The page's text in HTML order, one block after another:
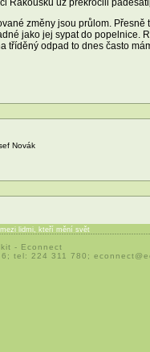
změny jsou průlom.
jako jej sypat do popelnice.
tříděný odpad to dnes často
Novák
lidmi, kteří mění svět
- Econnect
tel: 224 311 780;